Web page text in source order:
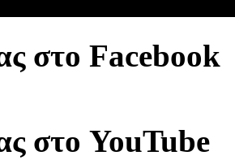
στο Facebook
στο YouTube